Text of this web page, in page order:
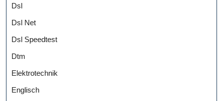
Dsl
Dsl Net
Dsl Speedtest
Dtm
Elektrotechnik
Englisch